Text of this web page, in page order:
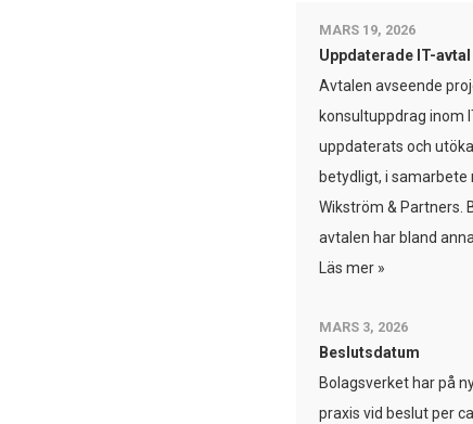
MARS 19, 2026
Uppdaterade IT-avtal
Avtalen avseende
konsultuppdrag inom
uppdaterats och
betydligt, i samarbete
Wikström & Partners.
avtalen har bland
Läs mer »
MARS 3, 2026
Beslutsdatum
Bolagsverket har på
praxis vid beslut per